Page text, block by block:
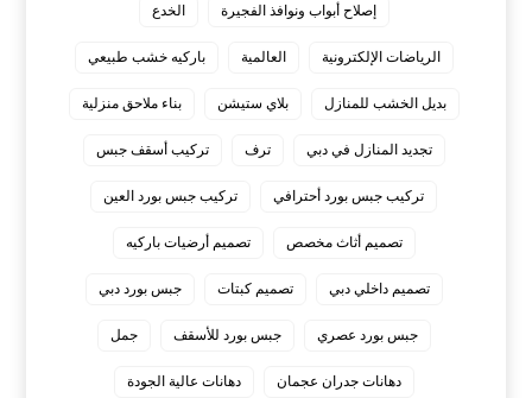
إصلاح أبواب ونوافذ الفجيرة الخدع
الرياضات الإلكترونية العالمية باركيه خشب طبيعي
بديل الخشب للمنازل بلاي ستيشن بناء ملاحق منزلية
تجديد المنازل في دبي ترف تركيب أسقف جبس
تركيب جبس بورد أحترافي تركيب جبس بورد العين
تصميم أثاث مخصص تصميم أرضيات باركيه
تصميم داخلي دبي تصميم كبتات جبس بورد دبي
جبس بورد عصري جبس بورد للأسقف جمل
دهانات جدران عجمان دهانات عالية الجودة